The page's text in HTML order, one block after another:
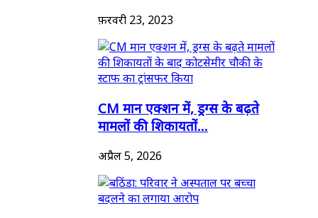
फ़रवरी 23, 2023
CM मान एक्शन में, ड्रग्स के बढ़ते
मामलों की शिकायतों...
अप्रैल 5, 2026